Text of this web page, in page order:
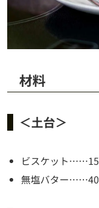
材料
＜土台＞
ビスケット……15
無塩バター